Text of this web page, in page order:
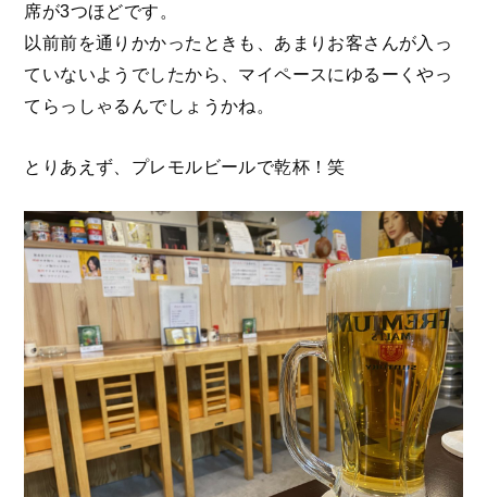
席が3つほどです。
以前前を通りかかったときも、あまりお客さんが入っ
ていないようでしたから、マイペースにゆるーくやっ
てらっしゃるんでしょうかね。
とりあえず、プレモルビールで乾杯！笑